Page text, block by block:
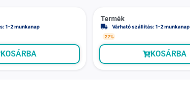
1-2 munkanap
KOSÁRBA
Termék
Várható szállítás: 1-2 munkanap
27%
KOSÁRBA